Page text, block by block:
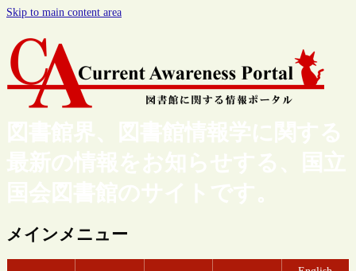
Skip to main content area
図書館界、図書館情報学に関する
最新の情報をお知らせする、国立
国会図書館のサイトです。
メインメニュー